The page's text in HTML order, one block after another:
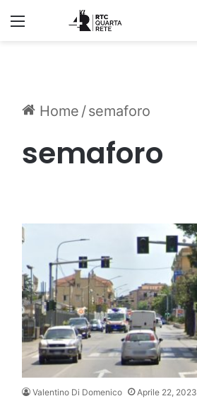
Home /semaforo
semaforo
Valentino Di Domenico Aprile 22, 2023